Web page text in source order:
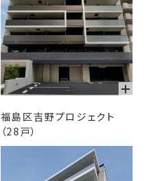
福島区吉野プロジェクト
（28戸）